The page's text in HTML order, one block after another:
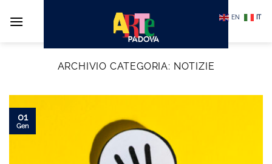
ARCHIVIO CATEGORIA: NOTIZIE
01
Gen
EN IT